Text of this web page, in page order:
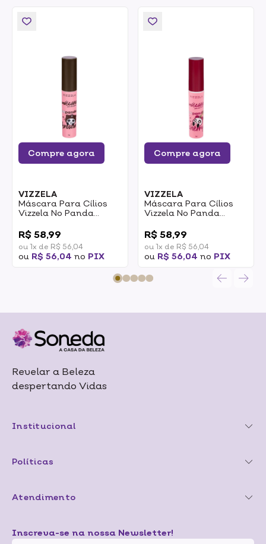
Compre agora
VIZZELA
Máscara Para Cílios
Vizzela No Panda
R$ 58,99
ou 1x de R$ 56,04
ou R$ 56,04 no PIX
Compre agora
VIZZELA
Máscara Para Cílios
Vizzela No Panda
R$ 58,99
ou 1x de R$ 56,04
ou R$ 56,04 no PIX
Revelar a Beleza
despertando Vidas
Institucional
Políticas
Atendimento
Inscreva-se na nossa Newsletter!